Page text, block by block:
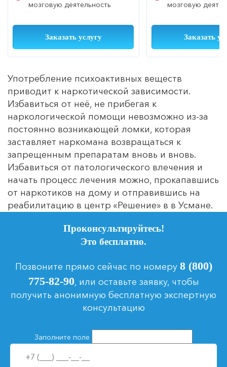
мозговую деятельность
Заказать услугу
мозговую
Заказать
Употребление психоактивных веществ
приводит к наркотической зависимости.
Избавиться от неё, не прибегая к
наркологической помощи невозможно из-за
постоянно возникающей ломки, которая
заставляет наркомана возвращаться к
запрещенным препаратам вновь и вновь.
Избавиться от патологического влечения и
начать процесс лечения можно, прокапавшись
от наркотиков на дому и отправившись на
реабилитацию в центр «Решение» в в Усмане.
Проконсультируйтесь!
Это бесплатно.
Позвоните прямо сейчас по номеру 8 (800)
775-82-90, или оставьте заявку, чтобы
получить анонимную бесплатную экспертную
консультацию
Заполните поле